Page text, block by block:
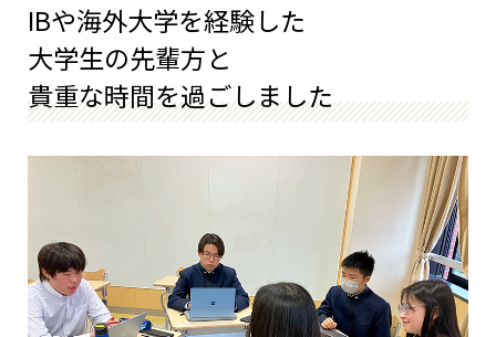
IBや海外大学を経験した
大学生の先輩方と
貴重な時間を過ごしました